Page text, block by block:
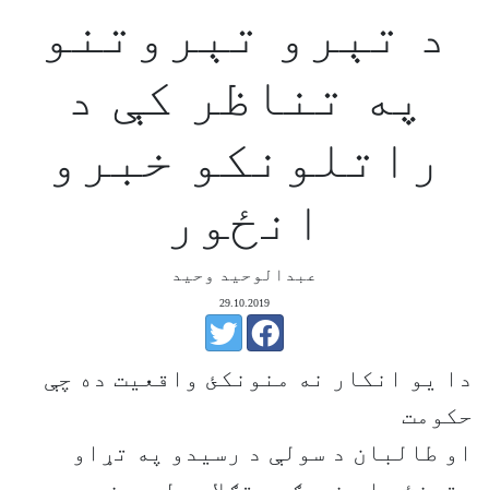
د تېرو تېروتنو
په تناظر کې د
راتلونکو خبرو
انځور
عبدالوحيد وحيد
29.10.2019
دا يو انکار نه منونکئ واقعيت ده چې
حکومت
او طالبان د سولې د رسيدو په تړاو